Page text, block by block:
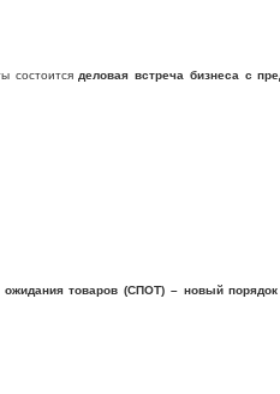
состоитсяделовая встреча бизнеса с
товаров (СПОТ) – новый